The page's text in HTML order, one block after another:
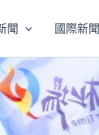
聞 國際新聞